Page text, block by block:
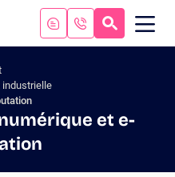
industrielle
et e-